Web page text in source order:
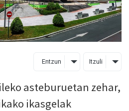
Entzun Itzuli
asteburuetan zehar,
ikasgelak